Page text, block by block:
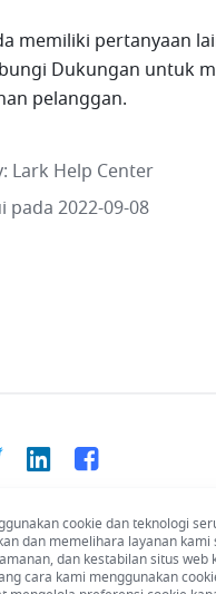
memiliki pertanyaan
Dukungan untuk
pelanggan.
: Lark Help Center
pada 2022-09-08
Indonesia
Deutsch
cookie dan teknologi
dan memelihara layanan
dan kestabilan situs web
cara kami menggunakan